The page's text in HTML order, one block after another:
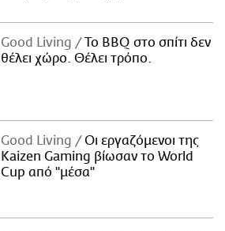
Good Living
Το BBQ στο σπίτι δεν
θέλει χώρο. Θέλει τρόπο.
Good Living
Οι εργαζόμενοι της
Kaizen Gaming βίωσαν το World
Cup από "μέσα"